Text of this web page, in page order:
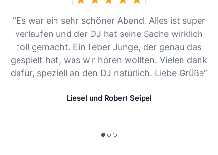
“Es war ein sehr schöner Abend. Alles ist super
verlaufen und der DJ hat seine Sache wirklich
toll gemacht. Ein lieber Junge, der genau das
gespielt hat, was wir hören wollten. Vielen dank
dafür, speziell an den DJ natürlich. Liebe Grüße”
Liesel und Robert Seipel